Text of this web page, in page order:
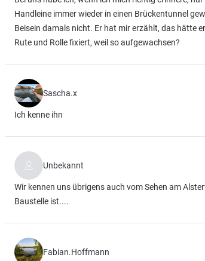
Handleine immer wieder in einen Brückentunnel
Beisein damals nicht. Er hat mir erzählt, das hätte
Rute und Rolle fixiert, weil so aufgewachsen?
Sascha.x
Ich kenne ihn
Unbekannt
Wir kennen uns übrigens auch vom Sehen am
Baustelle ist....
Fabian.Hoffmann